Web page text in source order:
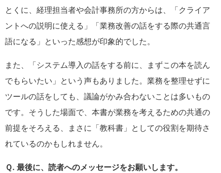
とくに、経理担当者や会計事務所の方からは、「クライア
ントへの説明に使える」「業務改善の話をする際の共通言
語になる」といった感想が印象的でした。
また、「システム導入の話をする前に、まずこの本を読ん
でもらいたい」という声もありました。業務を整理せずに
ツールの話をしても、議論がかみ合わないことは多いもの
です。そうした場面で、本書が業務を考えるための共通の
前提をそろえる、まさに「教科書」としての役割を期待さ
れているのかもしれません。
Ｑ. 最後に、読者へのメッセージをお願いします。